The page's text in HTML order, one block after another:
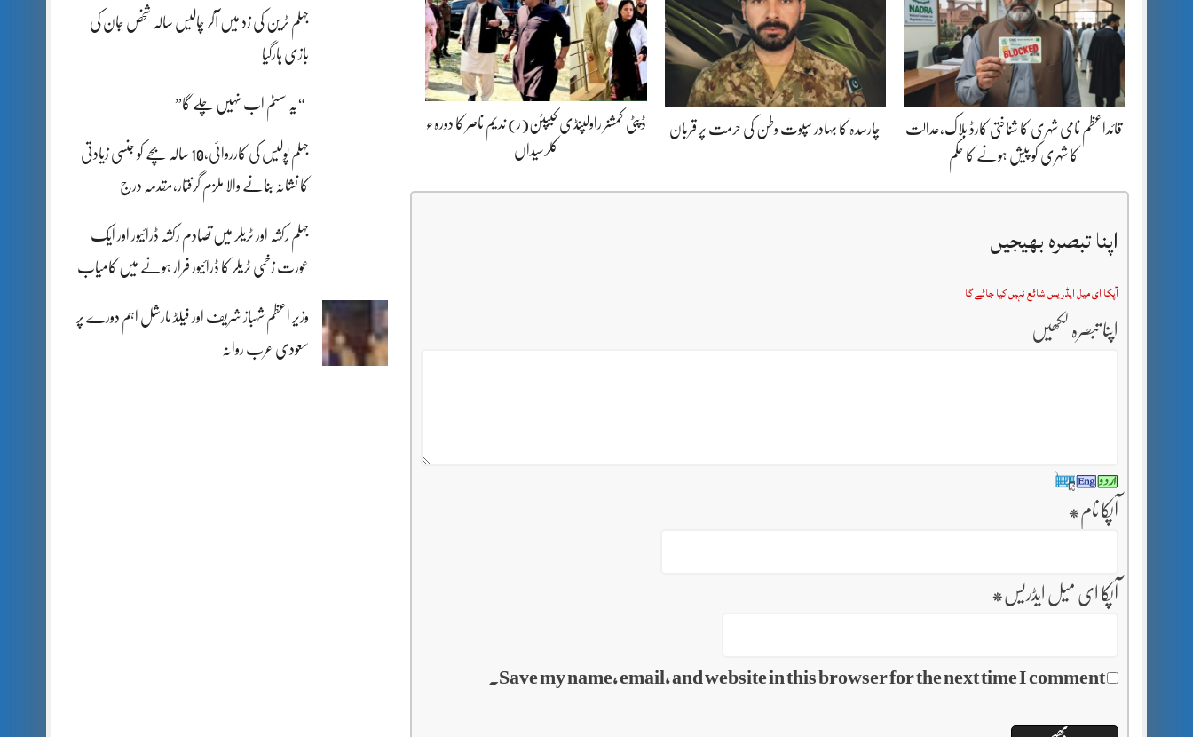
جہلم ٹرین کی زد میں آکر چالیس سالہ شخص جان کی
بازی ہارگیا
“یہ سسٹم اب نہیں چلے گا”
جہلم پولیس کی کارروائی،10 سالہ بچے کو جنسی زیادتی
کا نشانہ بنانے والا ملزم گرفتار،مقدمہ درج
جہلم رکشہ اور ٹریلر میں تصادم رکشہ ڈرائیور اور ایک
عورت زخمی ٹریلر کا ڈرائیور فرار ہونے میں کامیاب
وزیر اعظم شہباز شریف اور فیلڈ مارشل اہم دورے پر
سعودی عرب روانہ
قائداعظم نامی شہری کا شناختی کارڈ بلاک،عدالت
کا شہری کو پیش ہونے کا حکم
چارسدہ کا بہادر سپوت وطن کی حرمت پر قربان
ڈپٹی کمشنر راولپنڈی کیپٹن(ر) ندیم ناصر کا دورہء
کلرسیداں
اپنا تبصرہ بھیجیں
آپکا ای میل ایڈریس شائع نہیں کیا جائے گا
اپنا تبصرہ لکھیں
آپکا نام *
آپکا ای میل ایڈریس *
Save my name, email, and website in this browser for the next time I comment.